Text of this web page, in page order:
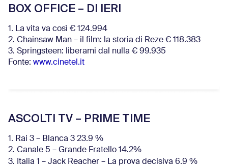
BOX OFFICE – DI IERI
1. La vita va così € 124.994
2. Chainsaw Man – il film: la storia di Reze € 118.383
3. Springsteen: liberami dal nulla € 99.935
Fonte: www.cinetel.it
ASCOLTI TV – PRIME TIME
1. Rai 3 – Blanca 3 23.9 %
2. Canale 5 – Grande Fratello 14.2%
3. Italia 1 – Jack Reacher – La prova decisiva 6.9 %